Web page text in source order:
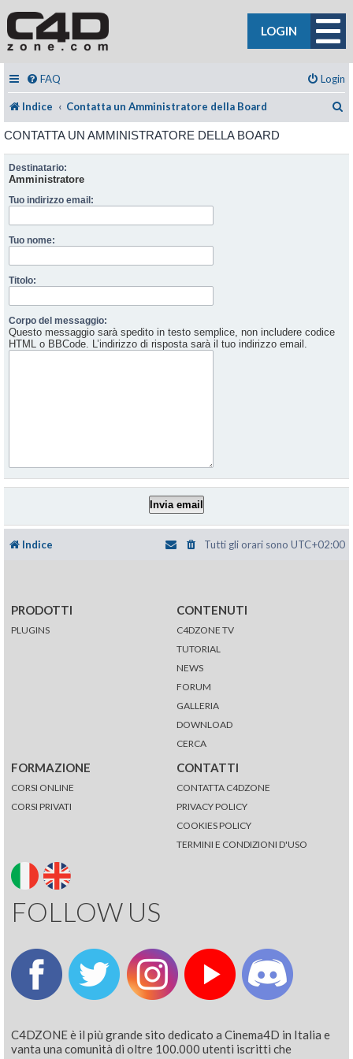
LOGIN
FAQ Login
Indice Contatta un Amministratore della Board
CONTATTA UN AMMINISTRATORE DELLA BOARD
Destinatario:
Amministratore
Tuo indirizzo email:
Tuo nome:
Titolo:
Corpo del messaggio:
Questo messaggio sarà spedito in testo semplice, non includere codice
HTML o BBCode. L’indirizzo di risposta sarà il tuo indirizzo email.
Indice Tutti gli orari sono UTC+02:00
PRODOTTI
PLUGINS
CONTENUTI
C4DZONE TV
TUTORIAL
NEWS
FORUM
GALLERIA
DOWNLOAD
CERCA
FORMAZIONE
CORSI ONLINE
CORSI PRIVATI
CONTATTI
CONTATTA C4DZONE
PRIVACY POLICY
COOKIES POLICY
TERMINI E CONDIZIONI D'USO
FOLLOW US
C4DZONE è il più grande sito dedicato a Cinema4D in Italia e
vanta una comunità di oltre 100.000 utenti iscritti che